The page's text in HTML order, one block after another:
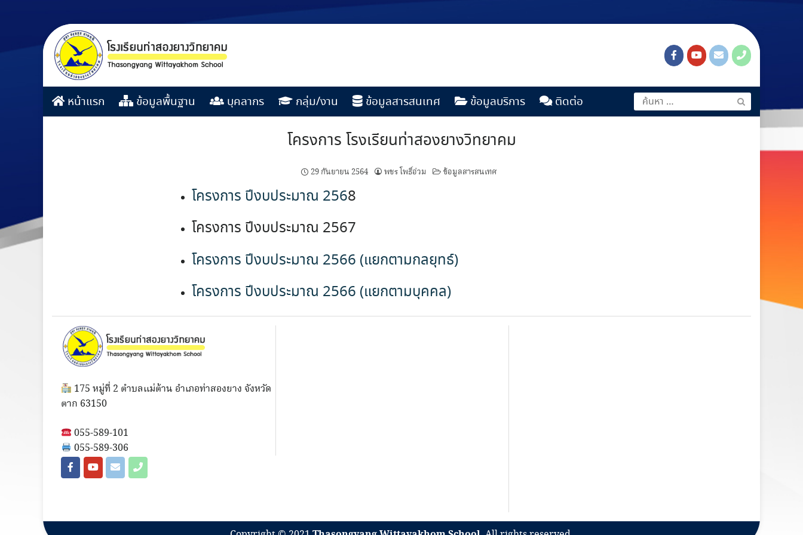
หน้าแรก ข้อมูลพื้นฐาน บุคลากร กลุ่ม/งาน ข้อมูลสารสนเทศ ข้อมูลบริการ ติดต่อ
โครงการ โรงเรียนท่าสองยางวิทยาคม
29 กันยายน 2564 พชร โพธิ์อ่วม ข้อมูลสารสนเทศ
โครงการ ปีงบประมาณ 2568
โครงการ ปีงบประมาณ 2567
โครงการ ปีงบประมาณ 2566 (แยกตามกลยุทธ์)
โครงการ ปีงบประมาณ 2566 (แยกตามบุคคล)
175 หมู่ที่ 2 ตำบลแม่ต้าน อำเภอท่าสองยาง จังหวัด
ตาก 63150
055-589-101
055-589-306